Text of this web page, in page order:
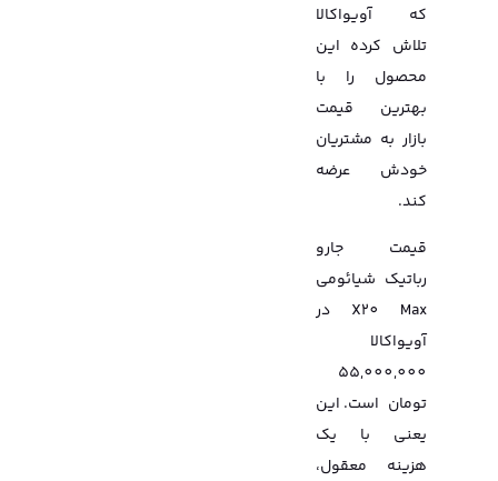
که آویواکالا
تلاش کرده این
محصول را با
بهترین قیمت
بازار به مشتریان
خودش عرضه
کند.
قیمت جارو
رباتیک شیائومی
X20 Max در
آویواکالا
55,000,000
تومان است. این
یعنی با یک
هزینه معقول،